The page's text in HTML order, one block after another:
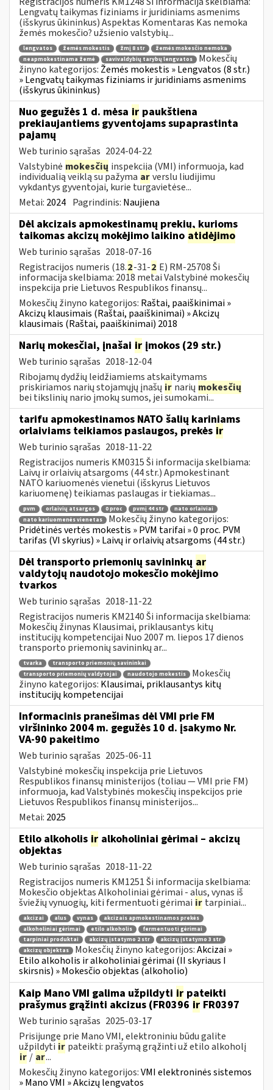
Lengvatų taikymas fiziniams ir juridiniams asmenims
(išskyrus ūkininkus) Aspektas Komentaras Kas nemoka
žemės mokesčio? užsienio valstybių...
lengvatos žemės mokestis žmį 8 str
žemės mokesčio nemoka
neapmokestinama žemė
savivaldybių tarybų lengvatos
Mokesčių
žinyno kategorijos: Žemės mokestis » Lengvatos (8 str.)
» Lengvatų taikymas fiziniams ir juridiniams asmenims
(išskyrus ūkininkus)
Nuo gegužės 1 d. mėsa ir paukštiena
prekiaujantiems gyventojams supaprastinta
pajamų
Web turinio sąrašas 2024-04-22
Valstybinė mokesčių inspekcija (VMI) informuoja, kad
individualią veiklą su pažyma arverslu liudijimu
vykdantys gyventojai, kurie turgavietėse...
Metai: 2024 Pagrindinis: Naujiena
Dėl akcizais apmokestinamų prekių, kurioms
taikomas akcizų mokėjimo laikino atidėjimo
Web turinio sąrašas 2018-07-16
Registracijos numeris (18.2-31-2 E) RM-25708 Ši
informacija skelbiama: 2018 metai Valstybinė mokesčių
inspekcija prie Lietuvos Respublikos finansų...
Mokesčių žinyno kategorijos: Raštai, paaiškinimai »
Akcizų klausimais (Raštai, paaiškinimai) » Akcizų
klausimais (Raštai, paaiškinimai) 2018
Narių mokesčiai, įnašai ir įmokos (29 str.)
Web turinio sąrašas 2018-12-04
Ribojamų dydžių leidžiamiems atskaitymams
priskiriamos narių stojamųjų įnašų ir narių mokesčių
bei tikslinių nario įmokų sumos, jei sumokami...
tarifu apmokestinamos NATO šalių kariniams
orlaiviams teikiamos paslaugos, prekės ir
Web turinio sąrašas 2018-11-22
Registracijos numeris KM0315 Ši informacija skelbiama:
Laivų ir orlaivių atsargoms (44 str.) Apmokestinant
NATO kariuomenės vienetui (išskyrus Lietuvos
kariuomenę) teikiamas paslaugas ir tiekiamas...
pvm orlaivių atsargos 0 proc pvmį 44 str
nato orlaiviai
nato kariuomenės vienetas
Mokesčių žinyno kategorijos:
Pridėtinės vertės mokestis » PVM tarifai » 0 proc. PVM
tarifas (VI skyrius) » Laivų ir orlaivių atsargoms (44 str.)
Dėl transporto priemonių savininkų ar
valdytojų naudotojo mokesčio mokėjimo
tvarkos
Web turinio sąrašas 2018-11-22
Registracijos numeris KM2140 Ši informacija skelbiama:
Mokesčių žinynas Klausimai, priklausantys kitų
institucijų kompetencijai Nuo 2007 m. liepos 17 dienos
transporto priemonių savininkų ar...
tvarka
transporto priemonių savininkai
transporto priemonių valdytojai
naudotojo mokestis
Mokesčių
žinyno kategorijos: Klausimai, priklausantys kitų
institucijų kompetencijai
Informacinis pranešimas dėl VMI prie FM
viršininko 2004 m. gegužės 10 d. įsakymo Nr.
VA-90 pakeitimo
Web turinio sąrašas 2025-06-11
Valstybinė mokesčių inspekcija prie Lietuvos
Respublikos finansų ministerijos (toliau ― VMI prie FM)
informuoja, kad Valstybinės mokesčių inspekcijos prie
Lietuvos Respublikos finansų ministerijos...
Metai: 2025
Etilo alkoholis ir alkoholiniai gėrimai – akcizų
objektas
Web turinio sąrašas 2018-11-22
Registracijos numeris KM1251 Ši informacija skelbiama:
Mokesčio objektas Alkoholiniai gėrimai - alus, vynas iš
šviežių vynuogių, kiti fermentuoti gėrimai ir tarpiniai...
akcizai alus vynas
akcizais apmokestinamos prekės
alkoholiniai gėrimai
etilo alkoholis
fermentuoti gėrimai
tarpiniai produktai
akcizų įstatymo 2 str
akcizų įstatymo 3 str
akcizų objektas
Mokesčių žinyno kategorijos:Akcizai »
Etilo alkoholis ir alkoholiniai gėrimai (II skyriaus I
skirsnis) » Mokesčio objektas (alkoholio)
Kaip Mano VMI galima užpildyti ir pateikti
prašymus grąžinti akcizus (FR0396 ir FR0397
Web turinio sąrašas 2025-03-17
Prisijungę prie Mano VMI, elektroniniu būdu galite
užpildyti ir pateikti: prašymą grąžinti už etilo alkoholį
ir / ar...
Mokesčių žinyno kategorijos:VMI elektroninės sistemos
» Mano VMI » Akcizų lengvatos